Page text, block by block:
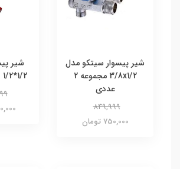
شیر پیسوار سیتکو مدل
3/8x1/2 مجموعه 2
عددی
849,999
750,000 تومان
شیر
1/2*1/2 بسته 2 عددی